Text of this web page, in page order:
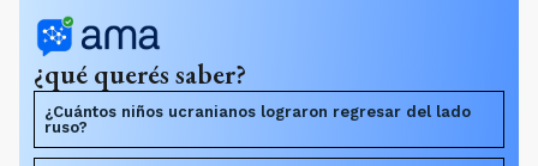
¿qué querés saber?
¿Cuántos niños ucranianos lograron regresar del lado
ruso?